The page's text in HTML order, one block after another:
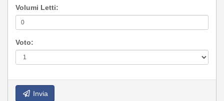
Volumi Letti:
Voto:
Invia